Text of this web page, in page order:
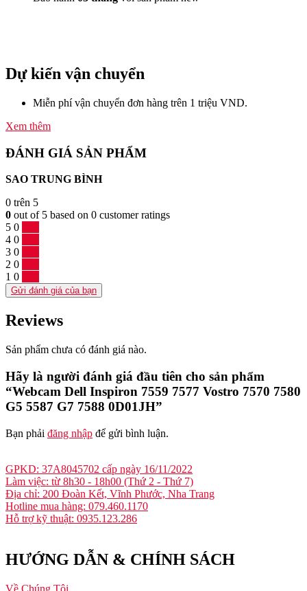
Dự kiến vận chuyển
Miễn phí vận chuyển đơn hàng trên 1 triệu VND.
Xem thêm
ĐÁNH GIÁ SẢN PHẨM
SAO TRUNG BÌNH
0 trên 5
0 out of 5 based on 0 customer ratings
5 0
4 0
3 0
2 0
1 0
Gửi đánh giá của bạn
Reviews
Sản phẩm chưa có đánh giá nào.
Hãy là người đánh giá đầu tiên cho sản phẩm
“Webcam Dell Inspiron 7559 7577 Vostro 7570 7580
G5 5587 G7 7588 0D01JH”
Bạn phải đăng nhập để gửi bình luận.
GPKD: 37A8045702 cấp ngày 16/11/2022
Làm việc: từ 8h30 - 18h00 (Thứ 2 - Thứ 7)
Địa chỉ: 200 Đoàn Kết, Vĩnh Phước, Nha Trang
Hotline mua hàng: 079.460.1170
Hỗ trợ kỹ thuật: 0935.123.286
HƯỚNG DẪN & CHÍNH SÁCH